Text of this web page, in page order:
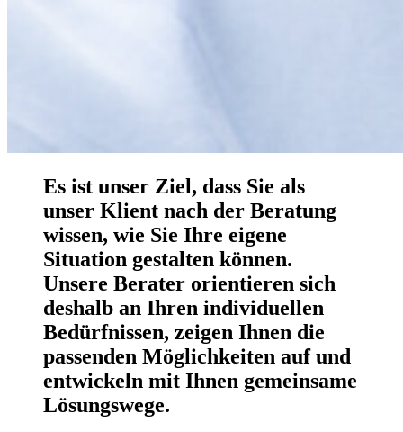
Es ist unser Ziel, dass Sie als
unser Klient nach der Beratung
wissen, wie Sie Ihre eigene
Situation gestalten können.
Unsere Berater orientieren sich
deshalb an Ihren individuellen
Bedürfnissen, zeigen Ihnen die
passenden Möglichkeiten auf und
entwickeln mit Ihnen gemeinsame
Lösungswege.